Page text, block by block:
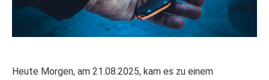
Heute Morgen, am 21.08.2025, kam es zu einem